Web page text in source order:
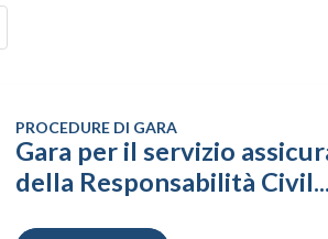
PROCEDURE DI GARA
Gara per il servizio
della Responsabilità Civil...